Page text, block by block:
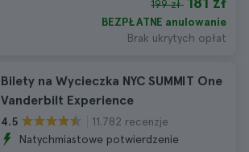
199 zł
BEZPŁATNE anulowanie
Brak ukrytych opłat
Bilety na Wycieczka NYC SUMMIT One
Vanderbilt Experience
4.5
11.782 recenzje
Natychmiastowe potwierdzenie